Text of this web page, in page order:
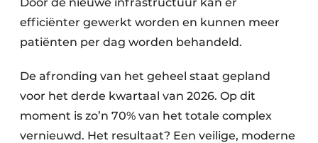
efficiënter gewerkt worden en kunnen meer
patiënten per dag worden behandeld.
De afronding van het geheel staat gepland
voor het derde kwartaal van 2026. Op dit
moment is zo’n 70% van het totale complex
vernieuwd. Het resultaat? Een veilige, moderne